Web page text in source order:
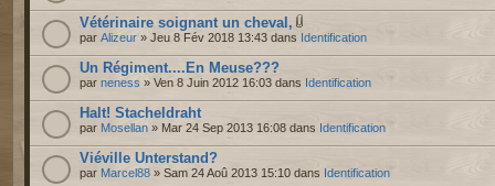
Vétérinaire soignant un cheval,
par Alizeur » Jeu 8 Fév 2018 13:43 dans Identification
Un Régiment....En Meuse???
par neness » Ven 8 Juin 2012 16:03 dans Identification
Halt! Stacheldraht
par Mosellan » Mar 24 Sep 2013 16:08 dans Identification
Viéville Unterstand?
par Marcel88 » Sam 24 Aoû 2013 15:10 dans Identification